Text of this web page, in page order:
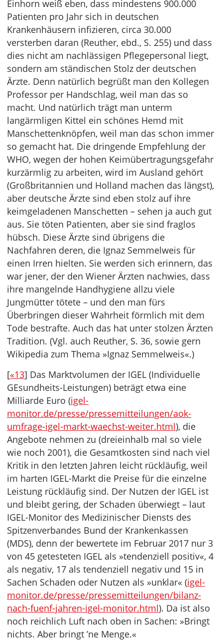
Einhorn weiß eben, dass mindestens 900.000
Patienten pro Jahr sich in deutschen
Krankenhäusern infizieren, circa 30.000
versterben daran (Reuther, ebd., S. 255) und dass
dies nicht am nachlässigen Pflegepersonal liegt,
sondern am ständischen Stolz der deutschen
Ärzte. Denn natürlich begrüßt man den Kollegen
Professor per Handschlag, weil man das so
macht. Und natürlich trägt man unterm
langärmligen Kittel ein schönes Hemd mit
Manschettenknöpfen, weil man das schon immer
so gemacht hat. Die dringende Empfehlung der
WHO, wegen der hohen Keimübertragungsgefahr
kurzärmlig zu arbeiten, wird im Ausland gehört
(Großbritannien und Holland machen das längst),
aber deutsche Ärzte sind eben stolz auf ihre
keimgeladenen Manschetten – sehen ja auch gut
aus. Sie töten Patienten, aber sie sind fraglos
hübsch. Diese Ärzte sind übrigens die
Nachfahren deren, die Ignaz Semmelweis für
einen Irren hielten. Sie werden sich erinnern, das
war jener, der den Wiener Ärzten nachwies, dass
ihre mangelnde Handhygiene allzu viele
Jungmütter tötete – und den man fürs
Überbringen dieser Wahrheit förmlich mit dem
Tode bestrafte. Auch das hat unter stolzen Ärzten
Tradition. (Vgl. auch Reuther, S. 36, sowie gern
Wikipedia zum Thema »Ignaz Semmelweis«.)
[«13] Das Marktvolumen der IGEL (Individuelle
GEsundheits-Leistungen) beträgt etwa eine
Milliarde Euro (igel-
monitor.de/presse/pressemitteilungen/aok-
umfrage-igel-markt-waechst-weiter.html), die
Angebote nehmen zu (dreieinhalb mal so viele
wie noch 2001), die Gesamtkosten sind nach viel
Kritik in den letzten Jahren leicht rückläufig, weil
im harten IGEL-Markt die Preise für die einzelne
Leistung rückläufig sind. Der Nutzen der IGEL ist
und bleibt gering, der Schaden überwiegt – laut
IGEL-Monitor des Medizinischer Diensts des
Spitzenverbandes Bund der Krankenkassen
(MDS), denn der bewertete im Februar 2017 nur 3
von 45 getesteten IGEL als »tendenziell positiv«, 4
als negativ, 17 als tendenziell negativ und 15 in
Sachen Schaden oder Nutzen als »unklar« (igel-
monitor.de/presse/pressemitteilungen/bilanz-
nach-fuenf-jahren-igel-monitor.html). Da ist also
noch reichlich Luft nach oben in Sachen: »Bringt
nichts. Aber bringt ’ne Menge.«